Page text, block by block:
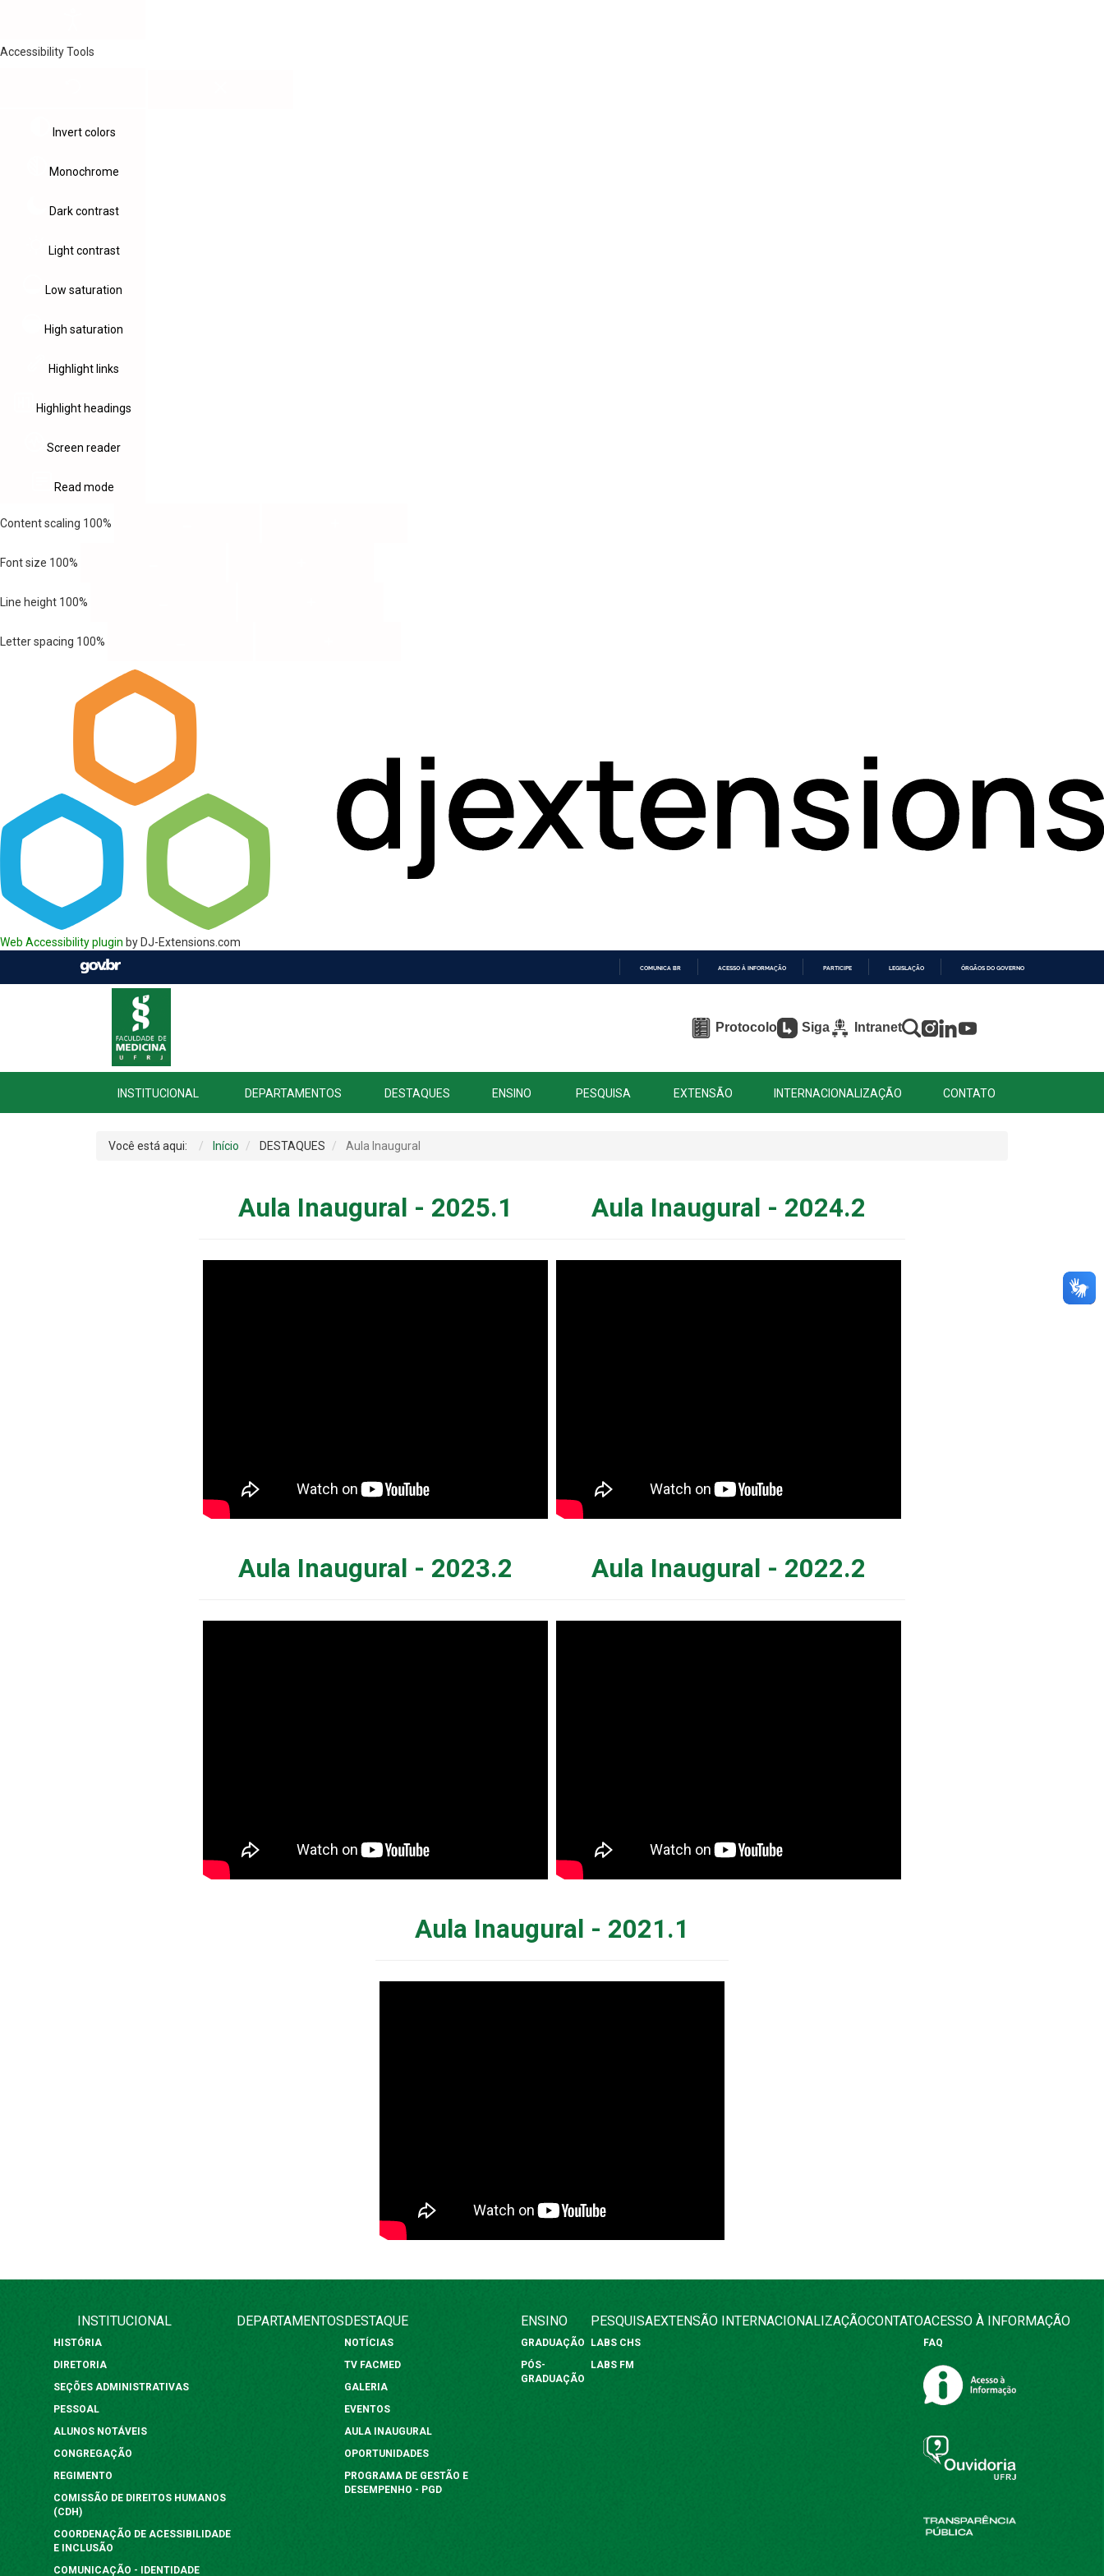
Accessibility Tools
Invert colors
Monochrome
Dark contrast
Light contrast
Low saturation
High saturation
Highlight links
Highlight headings
Screen reader
Read mode
Content scaling 100%
Font size 100%
Line height 100%
Letter spacing 100%
Web Accessibility plugin by DJ-Extensions.com
COMUNICA BR ACESSO À INFORMAÇÃO PARTICIPE LEGISLAÇÃO ÓRGÃOS DO GOVERNO
Protocolo Siga Intranet
INSTITUCIONAL DEPARTAMENTOS DESTAQUES ENSINO PESQUISA EXTENSÃO INTERNACIONALIZAÇÃO CONTATO
Você está aqui: Início DESTAQUES Aula Inaugural
Aula Inaugural - 2025.1 Aula Inaugural - 2024.2
Aula Inaugural - 2023.2 Aula Inaugural - 2022.2
Aula Inaugural - 2021.1
INSTITUCIONAL
HISTÓRIA
DIRETORIA
SEÇÕES ADMINISTRATIVAS
PESSOAL
ALUNOS NOTÁVEIS
CONGREGAÇÃO
REGIMENTO
COMISSÃO DE DIREITOS HUMANOS
(CDH)
COORDENAÇÃO DE ACESSIBILIDADE
E INCLUSÃO
COMUNICAÇÃO - IDENTIDADE
DEPARTAMENTOSDESTAQUE
NOTÍCIAS
TV FACMED
GALERIA
EVENTOS
AULA INAUGURAL
OPORTUNIDADES
PROGRAMA DE GESTÃO E
DESEMPENHO - PGD
ENSINO
GRADUAÇÃO
PÓS-
GRADUAÇÃO
PESQUISA
LABS CHS
LABS FM
EXTENSÃO INTERNACIONALIZAÇÃOCONTATOACESSO À INFORMAÇÃO
FAQ